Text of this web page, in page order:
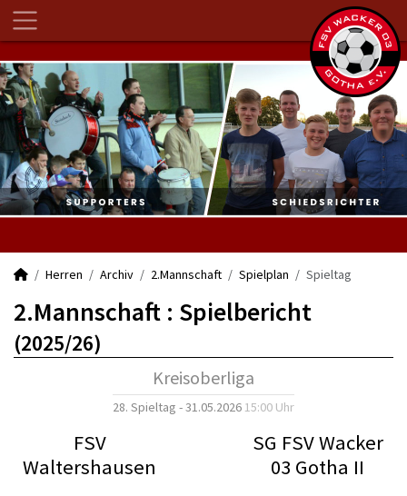
Herren Archiv 2.Mannschaft Spielplan Spieltag
2.Mannschaft : Spielbericht
(2025/26)
Kreisoberliga
28. Spieltag - 31.05.2026 15:00 Uhr
FSV
Waltershausen
SG FSV Wacker
03 Gotha II